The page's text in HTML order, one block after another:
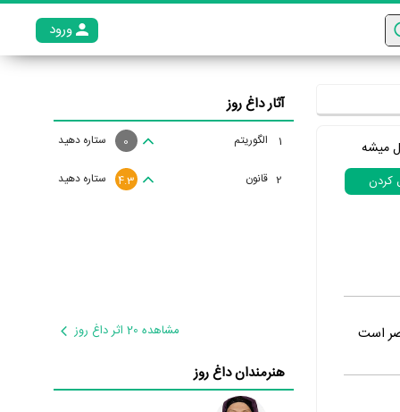
ورود
میشه
کردن
است
آثار داغ روز
1 الگوریتم ستاره دهید 0
2 قانون ستاره دهید 4.3
مشاهده 20 اثر داغ روز
هنرمندان داغ روز